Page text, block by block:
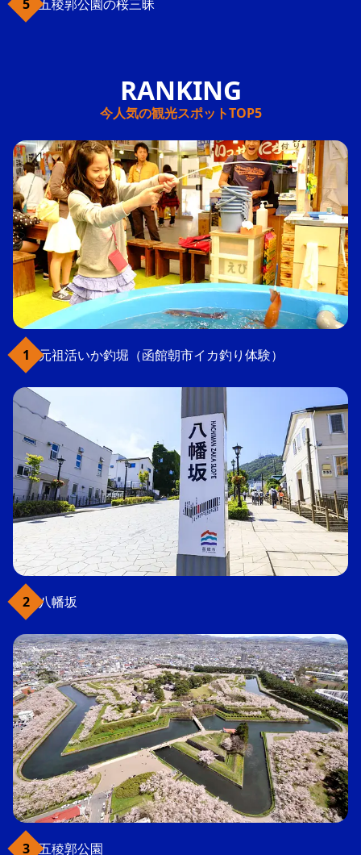
五稜郭公園の桜三昧
今人気の観光スポットTOP5
元祖活いか釣堀（函館朝市イカ釣り体験）
八幡坂
五稜郭公園